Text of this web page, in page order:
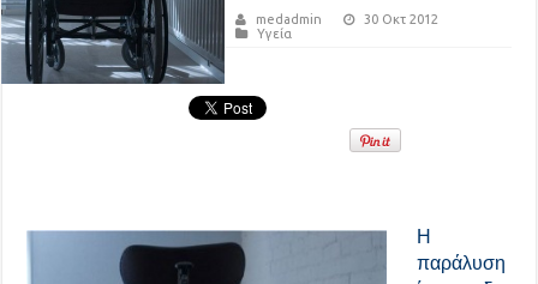
medadmin
30 Οκτ 2012
Υγεία
Η
παράλυση